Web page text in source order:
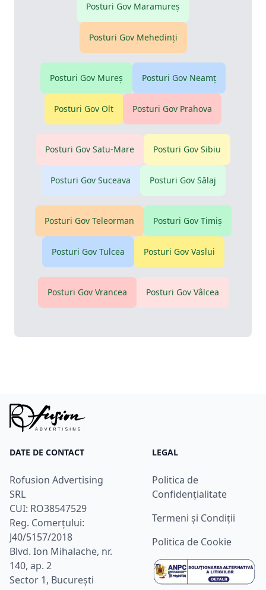
Posturi Gov Maramureş
Posturi Gov Mehedinţi
Posturi Gov Mureş Posturi Gov Neamţ
Posturi Gov Olt Posturi Gov Prahova
Posturi Gov Satu-Mare Posturi Gov Sibiu
Posturi Gov Suceava Posturi Gov Sălaj
Posturi Gov Teleorman Posturi Gov Timiş
Posturi Gov Tulcea Posturi Gov Vaslui
Posturi Gov Vrancea Posturi Gov Vâlcea
DATE DE CONTACT
Rofusion Advertising
SRL
CUI: RO38547529
Reg. Comerțului:
J40/5157/2018
Blvd. Ion Mihalache, nr.
140, ap. 2
Sector 1, București
LEGAL
Politica de
Confidențialitate
Termeni și Condiții
Politica de Cookie